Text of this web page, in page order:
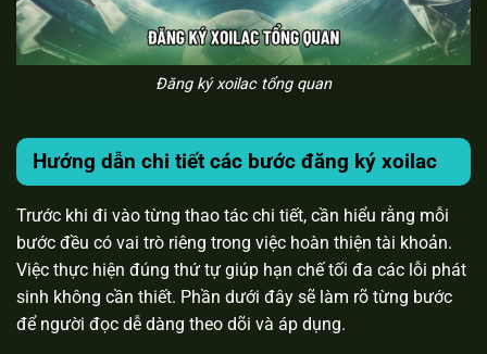
Đăng ký xoilac tổng quan
Hướng dẫn chi tiết các bước đăng ký xoilac
Trước khi đi vào từng thao tác chi tiết, cần hiểu rằng mỗi
bước đều có vai trò riêng trong việc hoàn thiện tài khoản.
Việc thực hiện đúng thứ tự giúp hạn chế tối đa các lỗi phát
sinh không cần thiết. Phần dưới đây sẽ làm rõ từng bước
để người đọc dễ dàng theo dõi và áp dụng.